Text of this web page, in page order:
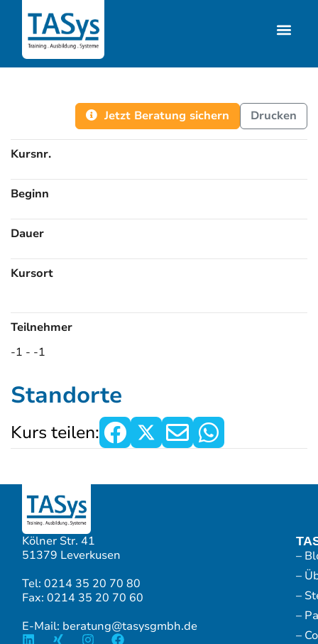
Jetzt Beratung sichern Drucken
Kursnr.
Beginn
Dauer
Kursort
Teilnehmer
-1 - -1
Standorte
Kurs teilen:
Kölner Str. 41
51379 Leverkusen
Tel: 0214 35 20 70 80
Fax: 0214 35 20 70 60
E-Mail: beratung@tasysgmbh.de
–
–
–
–
–